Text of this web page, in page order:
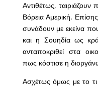
Αντιθέτως,
Βόρεια Αμερική.
συνάδουν με εκείνα
και η Σουηδία ως
ανταποκριθεί στα
πως κόστισε η
Ασχέτως όμως με το τι